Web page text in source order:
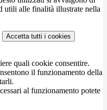
utili alle finalità illustrate nella
Accetta tutti i cookies
quali cookie consentire.
il funzionamento della
al funzionamento potete